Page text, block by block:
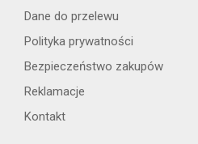
Dane do przelewu
Polityka prywatności
Bezpieczeństwo zakupów
Reklamacje
Kontakt